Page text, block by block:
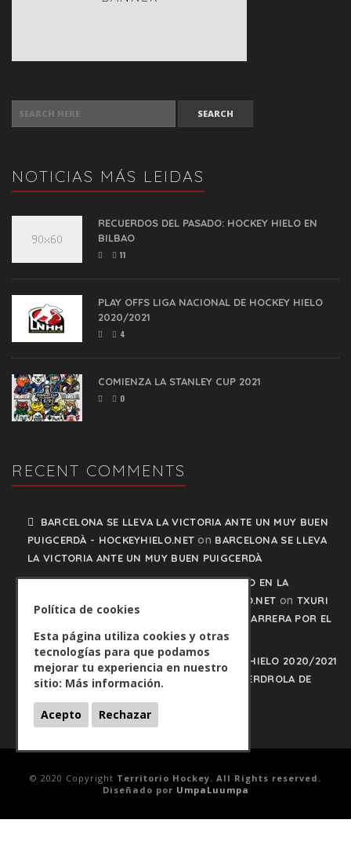
NOTICIAS MÁS LEIDAS
RECUERDOS DEL PASADO: HOCKEY HIELO EN
BILBAO
11
PLAY OFFS LIGA NACIONAL DE HOCKEY HIELO
2020/2021
4
COMIENZA LA STANLEY CUP 2021
0
RECENT COMMENTS
BARCELONA SE LLEVA LA VICTORIA ANTE UN MUY BUEN
PUIGCERDÀ - HOCKEYHIELO.NET on BARCELONA SE LLEVA
LA VICTORIA ANTE UN MUY BUEN PUIGCERDÀ
TXURI URDIN Y JACA NO PISAN EL FRENO EN LA
CARRERA POR EL LIDERATO - HOCKEYHIELO.NET on TXURI
URDIN Y JACA NO PISAN EL FRENO EN LA CARRERA POR EL
LIDERATO
PLAY OFFS LIGA IBERDROLA DE HOCKEY HIELO 2020/2021
- HOCKEYHIELO.NETonPLAY OFFS LIGA IBERDROLA DE
© 2020 Copyright Territorio Hockey. All Rights reserved.
Diseñado por UmpaLuumpa
Política de cookies
Esta página utiliza cookies y otras
tecnologías para que podamos
mejorar tu experiencia en nuestro
sitio: Más información.
Acepto Rechazar